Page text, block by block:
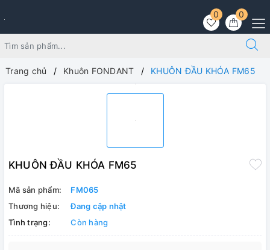
0
0
Trang chủ Khuôn FONDANT KHUÔN ĐẦU KHÓA FM65
KHUÔN ĐẦU KHÓA FM65
Mã sản phẩm:
FM065
Thương hiệu:
Đang cập nhật
Tình trạng:
Còn hàng